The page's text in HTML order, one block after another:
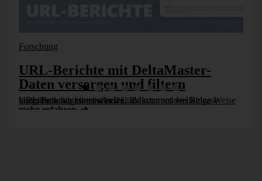
Forschung
URL-Berichte mit DeltaMaster-
Daten versorgen und filtern
URL-Berichte können in DeltaMaster auf vielfältige Weise vorteilhaft eingesetzt werden. Im kommenden Release integrieren wir eine äußerst [...]
mehr erfahren